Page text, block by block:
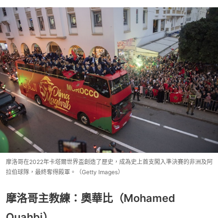
摩洛哥在2022年卡塔爾世界盃創造了歷史，成為史上首支闖入準決賽的非洲及阿
拉伯球隊，最終奪得殿軍。（Getty Images）
摩洛哥主教練：奧華比（Mohamed